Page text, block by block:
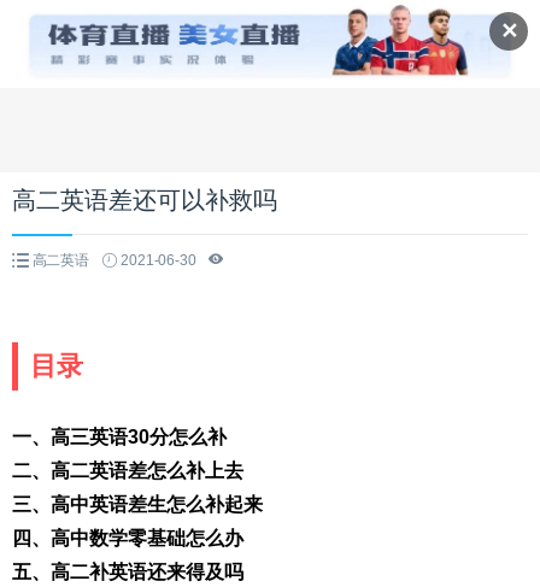
✕
高二英语差还可以补救吗
高二英语 2021-06-30
目录
一、高三英语30分怎么补
二、高二英语差怎么补上去
三、高中英语差生怎么补起来
四、高中数学零基础怎么办
五、高二补英语还来得及吗